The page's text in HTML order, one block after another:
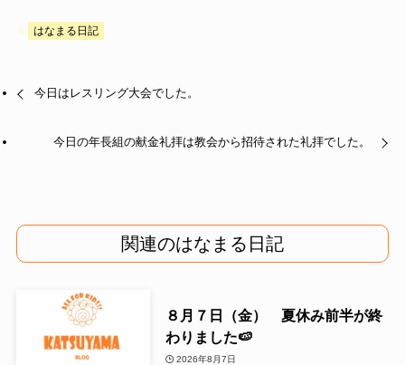
はなまる日記
今日はレスリング大会でした。
今日の年長組の献金礼拝は教会から招待された礼拝でした。
関連のはなまる日記
８月７日（金） 夏休み前半が終
わりました🍉
2026年8月7日